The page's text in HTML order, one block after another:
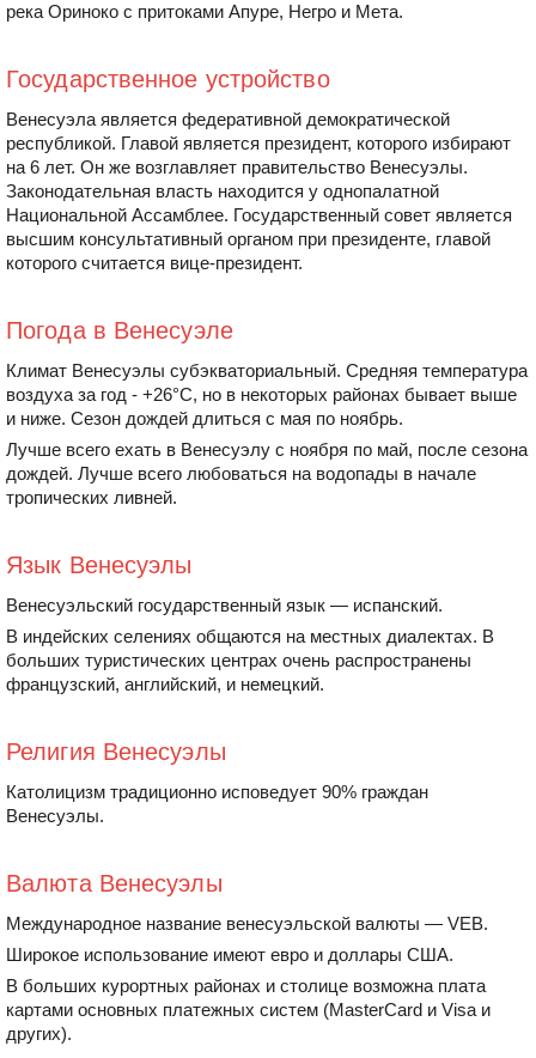
река Ориноко с притоками Апуре, Негро и Мета.
Государственное устройство
Венесуэла является федеративной демократической
республикой. Главой является президент, которого избирают
на 6 лет. Он же возглавляет правительство Венесуэлы.
Законодательная власть находится у однопалатной
Национальной Ассамблее. Государственный совет является
высшим консультативный органом при президенте, главой
которого считается вице-президент.
Погода в Венесуэле
Климат Венесуэлы субэкваториальный. Средняя температура
воздуха за год - +26°С, но в некоторых районах бывает выше
и ниже. Сезон дождей длиться с мая по ноябрь.
Лучше всего ехать в Венесуэлу с ноября по май, после сезона
дождей. Лучше всего любоваться на водопады в начале
тропических ливней.
Язык Венесуэлы
Венесуэльский государственный язык — испанский.
В индейских селениях общаются на местных диалектах. В
больших туристических центрах очень распространены
французский, английский, и немецкий.
Религия Венесуэлы
Католицизм традиционно исповедует 90% граждан
Венесуэлы.
Валюта Венесуэлы
Международное название венесуэльской валюты — VEB.
Широкое использование имеют евро и доллары США.
В больших курортных районах и столице возможна плата
картами основных платежных систем (MasterCard и Visa и
других).